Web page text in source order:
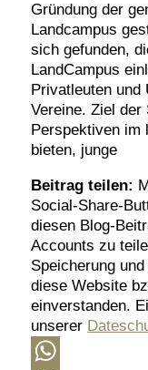
Gründung der
Landcampus
sich gefunden,
LandCampus
Privatleuten und
Vereine. Ziel
Perspektiven im
bieten, junge
Beitrag teilen:
Social-Share-
diesen Blog-
Accounts zu
Speicherung
diese Website
einverstanden.
unserer